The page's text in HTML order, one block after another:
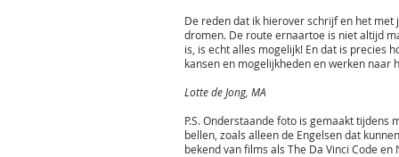
De reden dat ik hierover schrijf en het
dromen. De route ernaartoe is niet altijd
is, is echt alles mogelijk! En dat is precies
kansen en mogelijkheden en werken naar
Lotte de Jong, MA
P.S. Onderstaande foto is gemaakt
bellen, zoals alleen de Engelsen dat
bekend van films als The Da Vinci Code en